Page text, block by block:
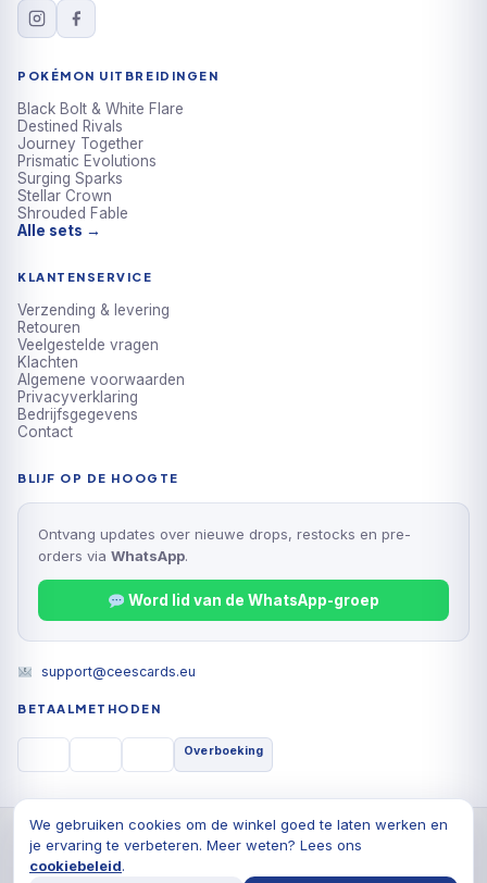
POKÉMON UITBREIDINGEN
Black Bolt & White Flare
Destined Rivals
Journey Together
Prismatic Evolutions
Surging Sparks
Stellar Crown
Shrouded Fable
Alle sets →
KLANTENSERVICE
Verzending & levering
Retouren
Veelgestelde vragen
Klachten
Algemene voorwaarden
Privacyverklaring
Bedrijfsgegevens
Contact
BLIJF OP DE HOOGTE
Ontvang updates over nieuwe drops, restocks en pre-
orders via WhatsApp.
Word lid van de WhatsApp-groep
support@ceescards.eu
BETAALMETHODEN
Overboeking
© 2026 Cees Cards B.V., Alle rechten voorbehouden
PrivacyverklaringAlgemene voorwaarden Cookiebeleid
We gebruiken cookies om de winkel goed te laten werken en
je ervaring te verbeteren. Meer weten? Lees ons
cookiebeleid.